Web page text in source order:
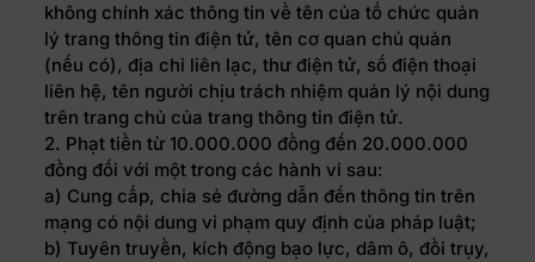
không chính xác thông tin về tên của tổ chức quản
lý trang thông tin điện tử, tên cơ quan chủ quản
(nếu có), địa chỉ liên lạc, thư điện tử, số điện thoại
liên hệ, tên người chịu trách nhiệm quản lý nội dung
trên trang chủ của trang thông tin điện tử.
2. Phạt tiền từ 10.000.000 đồng đến 20.000.000
đồng đối với một trong các hành vi sau:
a) Cung cấp, chia sẻ đường dẫn đến thông tin trên
mạng có nội dung vi phạm quy định của pháp luật;
b) Tuyên truyền, kích động bạo lực, dâm ô, đồi trụy,